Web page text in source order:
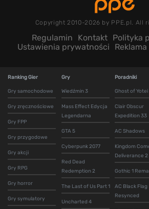
Copyright 2010-2026 by PPE.pl. All
Regulamin Kontakt Polityka
Ustawienia prywatności
Reklama
Ranking Gier
Gry samochodowe
Gry zręcznościowe
Gry FPP
Gry przygodowe
Gry akcji
Gry RPG
Gry horror
Gry symulatory
Gry
Wiedźmin 3
Mass Effect Edycja
Legendarna
GTA 5
Cyberpunk 2077
Red Dead
Redemption 2
The Last of Us Part 1
Uncharted 4
Poradniki
Ghost of Yotei
Clair Obscur
Expedition 33
AC Shadows
Kingdom
Deliverance 2
Gothic 1
AC Black Flag
Resynced